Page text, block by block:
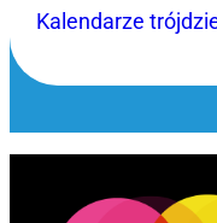
Kalendarze